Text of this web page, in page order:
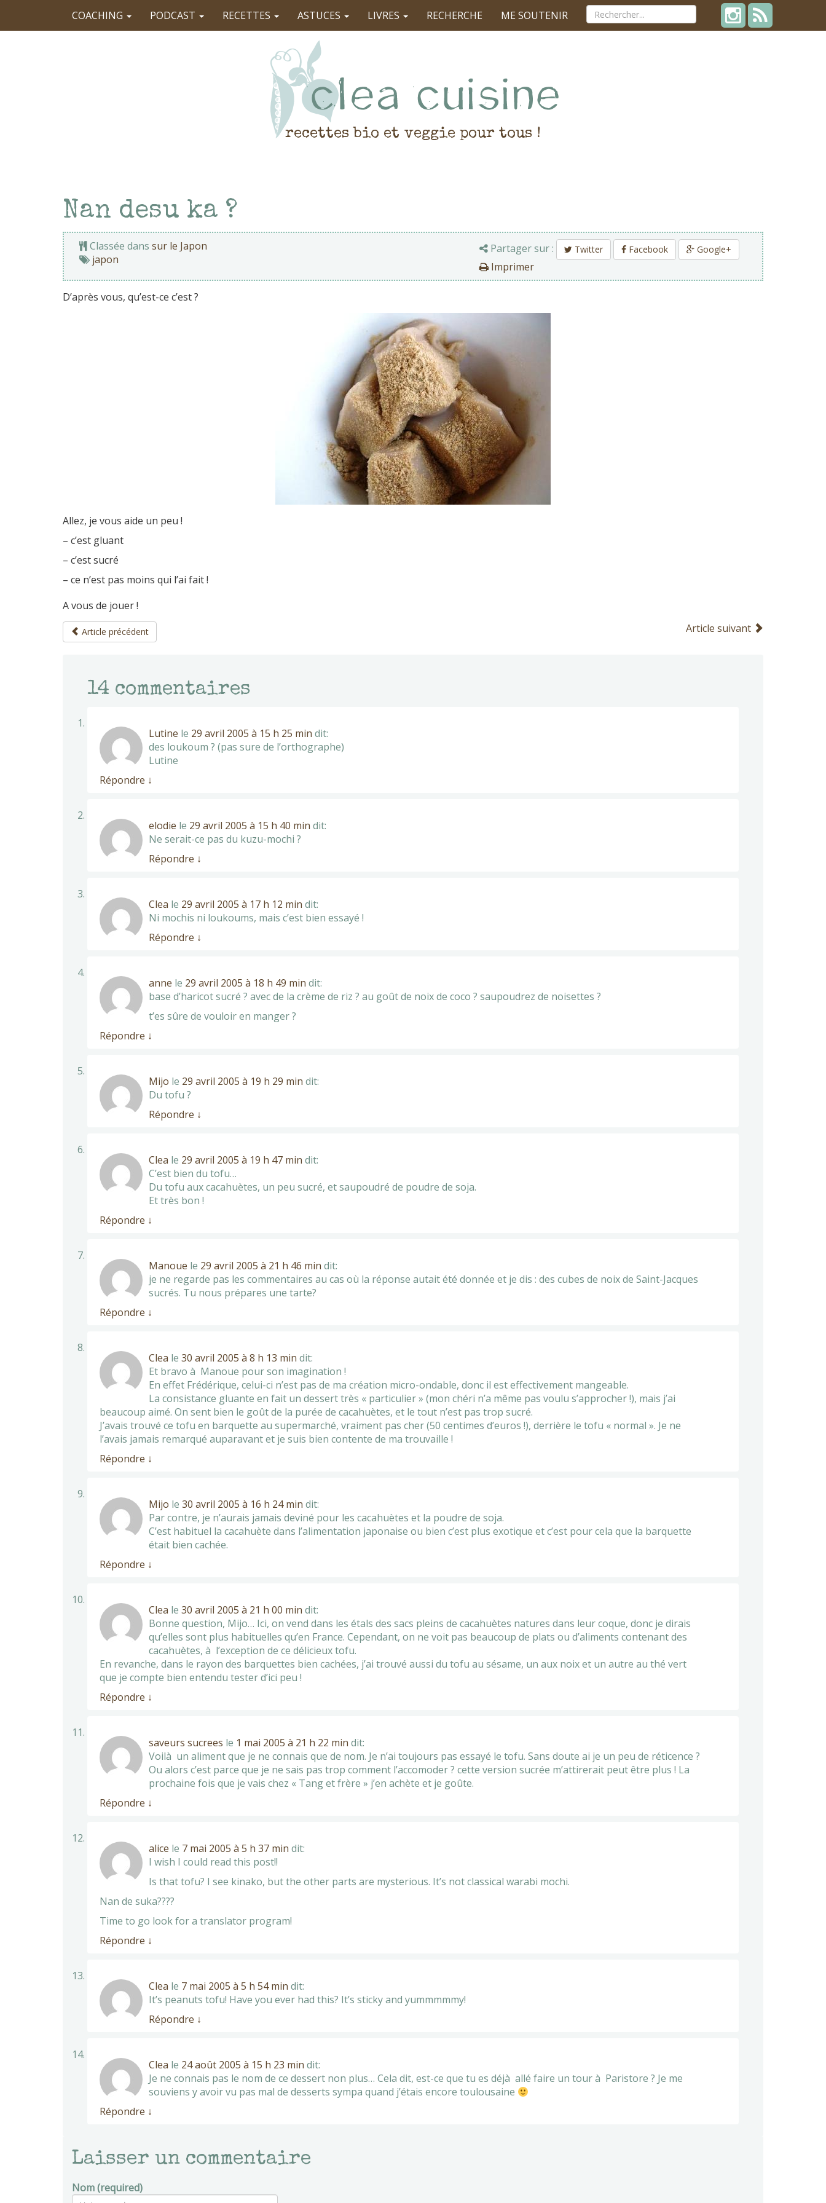
COACHING PODCAST RECETTES ASTUCES LIVRES RECHERCHE ME SOUTENIR
recettes bio et veggie pour tous !
Nan desu ka ?
Classée dans sur le Japon
japon
Partager sur : Twitter Facebook Google+
Imprimer
D’après vous, qu’est-ce c’est ?
Allez, je vous aide un peu !
– c’est gluant
– c’est sucré
– ce n’est pas moins qui l’ai fait !
A vous de jouer !
Article précédent Article suivant
14 commentaires
Lutine le 29 avril 2005 à 15 h 25 min dit:
des loukoum ? (pas sure de l’orthographe)
Lutine
Répondre ↓
elodie le 29 avril 2005 à 15 h 40 min dit:
Ne serait-ce pas du kuzu-mochi ?
Répondre ↓
Clea le 29 avril 2005 à 17 h 12 min dit:
Ni mochis ni loukoums, mais c’est bien essayé !
Répondre ↓
anne le 29 avril 2005 à 18 h 49 min dit:
base d’haricot sucré ? avec de la crème de riz ? au goût de noix de coco ? saupoudrez de noisettes ?
t’es sûre de vouloir en manger ?
Répondre ↓
Mijo le 29 avril 2005 à 19 h 29 min dit:
Du tofu ?
Répondre ↓
Clea le 29 avril 2005 à 19 h 47 min dit:
C’est bien du tofu…
Du tofu aux cacahuètes, un peu sucré, et saupoudré de poudre de soja.
Et très bon !
Répondre ↓
Manoue le 29 avril 2005 à 21 h 46 min dit:
je ne regarde pas les commentaires au cas où la réponse autait été donnée et je dis : des cubes de noix de Saint-Jacques
sucrés. Tu nous prépares une tarte?
Répondre ↓
Clea le 30 avril 2005 à 8 h 13 min dit:
Et bravo à Manoue pour son imagination !
En effet Frédérique, celui-ci n’est pas de ma création micro-ondable, donc il est effectivement mangeable.
La consistance gluante en fait un dessert très « particulier » (mon chéri n’a même pas voulu s’approcher !), mais j’ai
beaucoup aimé. On sent bien le goût de la purée de cacahuètes, et le tout n’est pas trop sucré.
J’avais trouvé ce tofu en barquette au supermarché, vraiment pas cher (50 centimes d’euros !), derrière le tofu « normal ». Je ne
l’avais jamais remarqué auparavant et je suis bien contente de ma trouvaille !
Répondre ↓
Mijo le 30 avril 2005 à 16 h 24 min dit:
Par contre, je n’aurais jamais deviné pour les cacahuètes et la poudre de soja.
C’est habituel la cacahuète dans l’alimentation japonaise ou bien c’est plus exotique et c’est pour cela que la barquette
était bien cachée.
Répondre ↓
Clea le 30 avril 2005 à 21 h 00 min dit:
Bonne question, Mijo… Ici, on vend dans les étals des sacs pleins de cacahuètes natures dans leur coque, donc je dirais
qu’elles sont plus habituelles qu’en France. Cependant, on ne voit pas beaucoup de plats ou d’aliments contenant des
cacahuètes, à l’exception de ce délicieux tofu.
En revanche, dans le rayon des barquettes bien cachées, j’ai trouvé aussi du tofu au sésame, un aux noix et un autre au thé vert
que je compte bien entendu tester d’ici peu !
Répondre ↓
saveurs sucrees le 1 mai 2005 à 21 h 22 min dit:
Voilà un aliment que je ne connais que de nom. Je n’ai toujours pas essayé le tofu. Sans doute ai je un peu de réticence ?
Ou alors c’est parce que je ne sais pas trop comment l’accomoder ? cette version sucrée m’attirerait peut être plus ! La
prochaine fois que je vais chez « Tang et frère » j’en achète et je goûte.
Répondre ↓
alice le 7 mai 2005 à 5 h 37 min dit:
I wish I could read this post!!
Is that tofu? I see kinako, but the other parts are mysterious. It’s not classical warabi mochi.
Nan de suka????
Time to go look for a translator program!
Répondre ↓
Clea le 7 mai 2005 à 5 h 54 min dit:
It’s peanuts tofu! Have you ever had this? It’s sticky and yummmmmy!
Répondre ↓
Clea le 24 août 2005 à 15 h 23 min dit:
Je ne connais pas le nom de ce dessert non plus… Cela dit, est-ce que tu es déjà allé faire un tour à Paristore ? Je me
souviens y avoir vu pas mal de desserts sympa quand j’étais encore toulousaine
Répondre ↓
Laisser un commentaire
Nom (required)